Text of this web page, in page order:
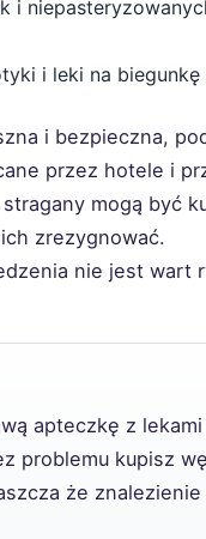
i
i leki na biegunkę
i bezpieczna,
przez hotele i
mogą być
zrezygnować.
nie jest wart
apteczkę z
problemu kupisz
że